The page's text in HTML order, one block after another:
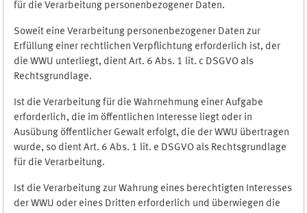
für die Verarbeitung personenbezogener Daten.
Soweit eine Verarbeitung personenbezogener Daten zur
Erfüllung einer rechtlichen Verpflichtung erforderlich ist, der
die WWU unterliegt, dient Art. 6 Abs. 1 lit. c DSGVO als
Rechtsgrundlage.
Ist die Verarbeitung für die Wahrnehmung einer Aufgabe
erforderlich, die im öffentlichen Interesse liegt oder in
Ausübung öffentlicher Gewalt erfolgt, die der WWU übertragen
wurde, so dient Art. 6 Abs. 1 lit. e DSGVO als Rechtsgrundlage
für die Verarbeitung.
Ist die Verarbeitung zur Wahrung eines berechtigten Interesses
der WWU oder eines Dritten erforderlich und überwiegen die